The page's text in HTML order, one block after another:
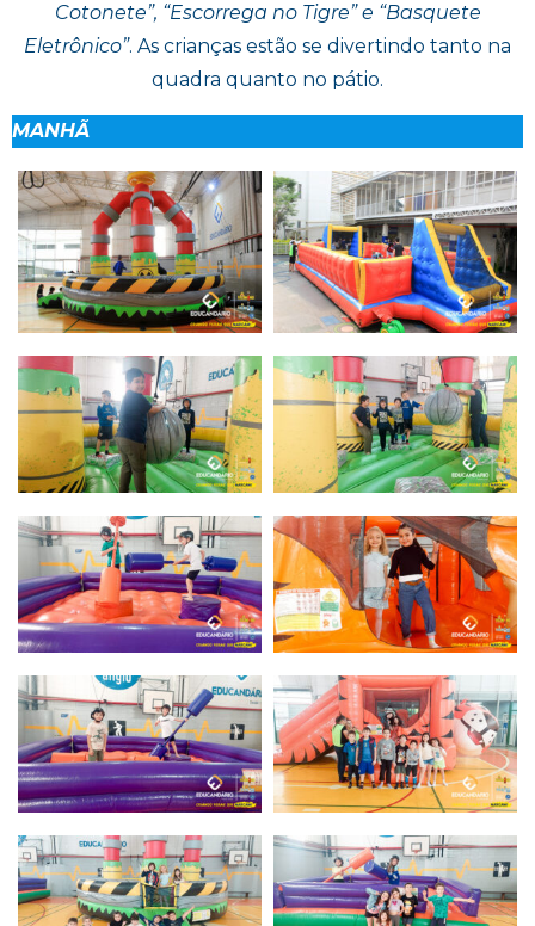
Cotonete”, “Escorrega no Tigre” e “Basquete
Eletrônico”. As crianças estão se divertindo tanto na
quadra quanto no pátio.
MANHÃ